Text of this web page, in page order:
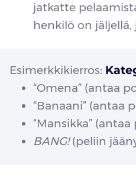
jatkatte
henkilö on jäljellä,
Esimerkkikierros:
“Omena” (antaa
“Banaani” (antaa
“Mansikka”
BANG!(peliin